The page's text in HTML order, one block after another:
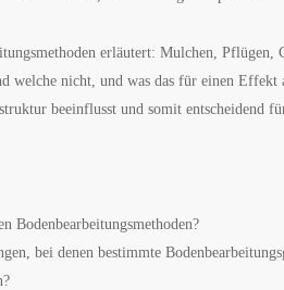
erläutert: Mulchen,
welche nicht, und was das für einen
beeinflusst und somit entscheidend
Bodenbearbeitungsmethoden?
bei denen bestimmte